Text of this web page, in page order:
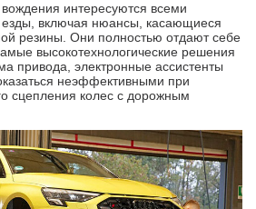
интересуются всеми
езды, включая нюансы, касающиеся
резины. Они полностью отдают себе
высокотехнологические решения
привода, электронные ассистенты
неэффективными при
сцепления колес с дорожным